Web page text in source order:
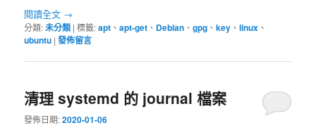
閱讀全文 →
分類:未分類 |標籤:apt 、apt-get 、 Debian 、gpg 、key 、linux 、
ubuntu |發佈留言
清理 systemd 的 journal 檔案
發佈日期:2020-01-06